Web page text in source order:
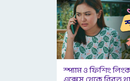
স্প্যাম ও ফিশিং